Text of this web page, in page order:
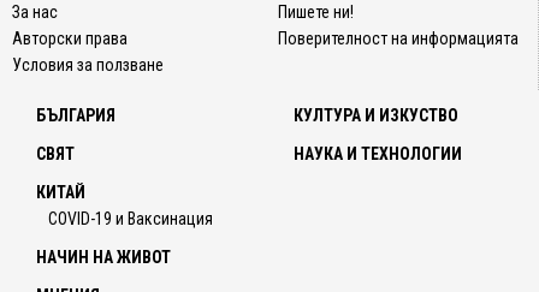
За нас
Авторски права
Условия за ползване
Пишете ни!
Поверителност на информацията
БЪЛГАРИЯ
СВЯТ
КИТАЙ
COVID-19 и Ваксинация
КУЛТУРА И ИЗКУСТВО
НАУКА И ТЕХНОЛОГИИ
НАЧИН НА ЖИВОТ